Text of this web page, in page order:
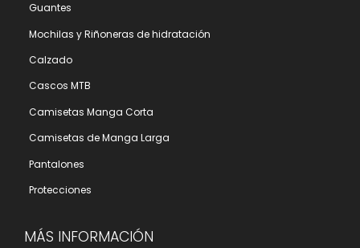
Guantes
Mochilas y Riñoneras de hidratación
Calzado
Cascos MTB
Camisetas Manga Corta
Camisetas de Manga Larga
Pantalones
Protecciones
MÁS INFORMACIÓN